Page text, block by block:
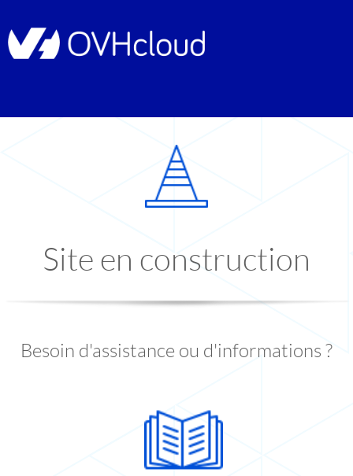
Site en construction
Besoin d'assistance ou d'informations ?